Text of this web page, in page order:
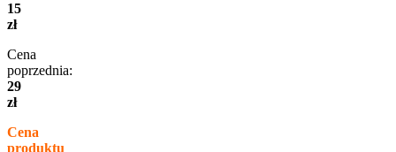
15
zł
Cena
poprzednia:
29
zł
Cena
produktu